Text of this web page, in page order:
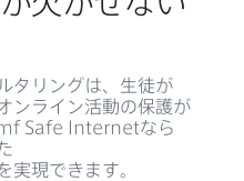
タリングは、​生徒が​
ンライン活動の​保護が​
Safe Internetなら​
実現できます。